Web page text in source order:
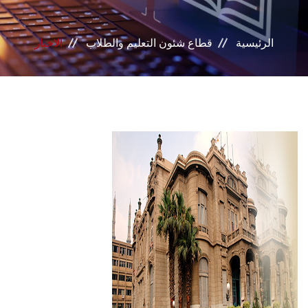
بوابة الطلاب
خدمات القطاع
الرئيسية قطاع شئون التعليم والطلاب الاخبار